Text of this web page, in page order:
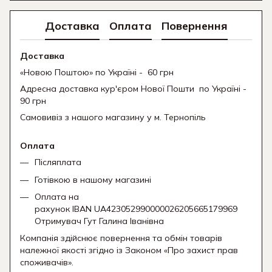
Доставка Оплата Повернення
Доставка
«Новою Поштою» по Україні - 60 грн
Адресна доставка кур'єром Нової Пошти по Україні -
90 грн
Самовивіз з нашого магазину у м. Тернопіль
Оплата
Післяплата
Готівкою в нашому магазині
Оплата на
рахунок IBAN UA423052990000026205665179969
Отримувач Гут Галина Іванівна
Компанія здійснює повернення та обмін товарів
належної якості згідно із Законом «Про захист прав
споживачів».